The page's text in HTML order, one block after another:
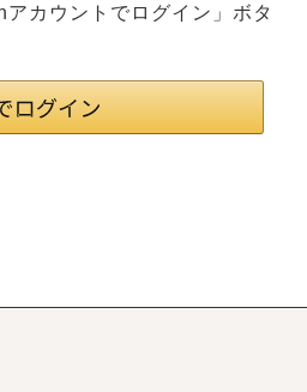
カウントでログイン」ボタ